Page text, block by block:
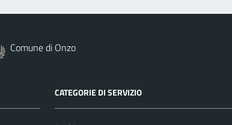
Comune di Onzo
CATEGORIE DI SERVIZIO